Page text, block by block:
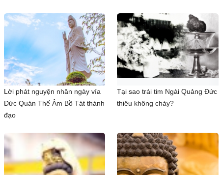
Lời phát nguyện nhân ngày vía
Đức Quán Thế Âm Bồ Tát thành
đạo
Tại sao trái tim Ngài Quảng Đức
thiêu không cháy?